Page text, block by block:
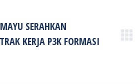
SERAHKAN
KERJA P3K FORMASI